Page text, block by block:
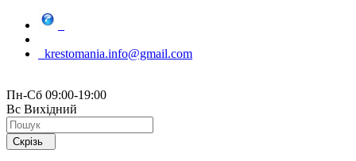
krestomania.info@gmail.com
Пн-Сб 09:00-19:00
Вс Вихідний
Скрізь